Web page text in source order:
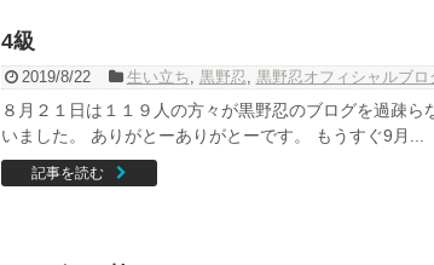
4級
2019/8/22 生い立ち 黒野忍 黒野忍オフィシャルブロ
８月２１日は１１９人の方々が黒野忍のブログを過疎ら
いました。 ありがとーありがとーです。 もうすぐ9月...
記事を読む